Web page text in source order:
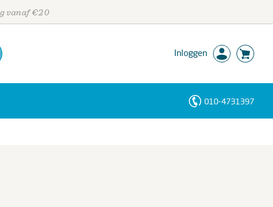
vanaf €20
Inloggen
010-4731397
Personen